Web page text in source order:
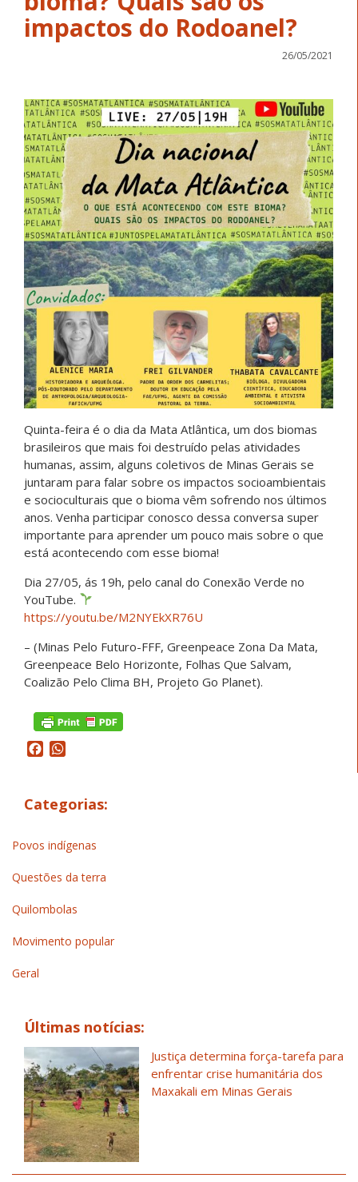
impactos do Rodoanel?
26/05/2021
Quinta-feira é o dia da Mata Atlântica, um dos biomas
brasileiros que mais foi destruído pelas atividades
humanas, assim, alguns coletivos de Minas Gerais se
juntaram para falar sobre os impactos socioambientais
e socioculturais que o bioma vêm sofrendo nos últimos
anos. Venha participar conosco dessa conversa super
importante para aprender um pouco mais sobre o que
está acontecendo com esse bioma!
Dia 27/05, ás 19h, pelo canal do Conexão Verde no
YouTube.
https://youtu.be/M2NYEkXR76U
– (Minas Pelo Futuro-FFF, Greenpeace Zona Da Mata,
Greenpeace Belo Horizonte, Folhas Que Salvam,
Coalizão Pelo Clima BH, Projeto Go Planet).
Facebook
Categorias:
Povos indígenas
Questões da terra
Quilombolas
Movimento popular
Geral
Últimas notícias:
Justiça determina força-tarefa para
enfrentar crise humanitária dos
Maxakali em Minas Gerais